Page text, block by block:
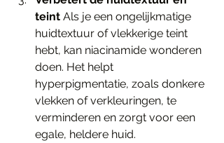
teint Als je een ongelijkmatige
huidtextuur of vlekkerige teint
hebt, kan niacinamide wonderen
doen. Het helpt
hyperpigmentatie, zoals donkere
vlekken of verkleuringen, te
verminderen en zorgt voor een
egale, heldere huid.